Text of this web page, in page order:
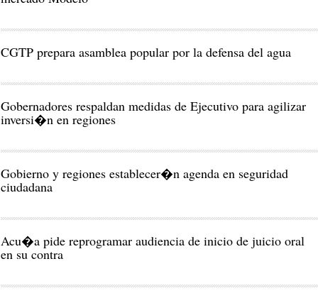
CGTP prepara asamblea popular por la defensa del agua
Gobernadores respaldan medidas de Ejecutivo para agilizar
inversi�n en regiones
Gobierno y regiones establecer�n agenda en seguridad
ciudadana
Acu�a pide reprogramar audiencia de inicio de juicio oral
en su contra